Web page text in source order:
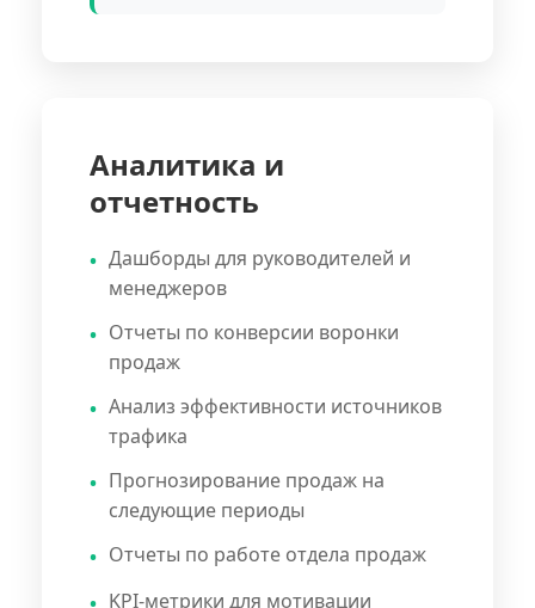
Аналитика и
отчетность
Дашборды для руководителей и
менеджеров
Отчеты по конверсии воронки
продаж
Анализ эффективности источников
трафика
Прогнозирование продаж на
следующие периоды
Отчеты по работе отдела продаж
KPI-метрики для мотивации